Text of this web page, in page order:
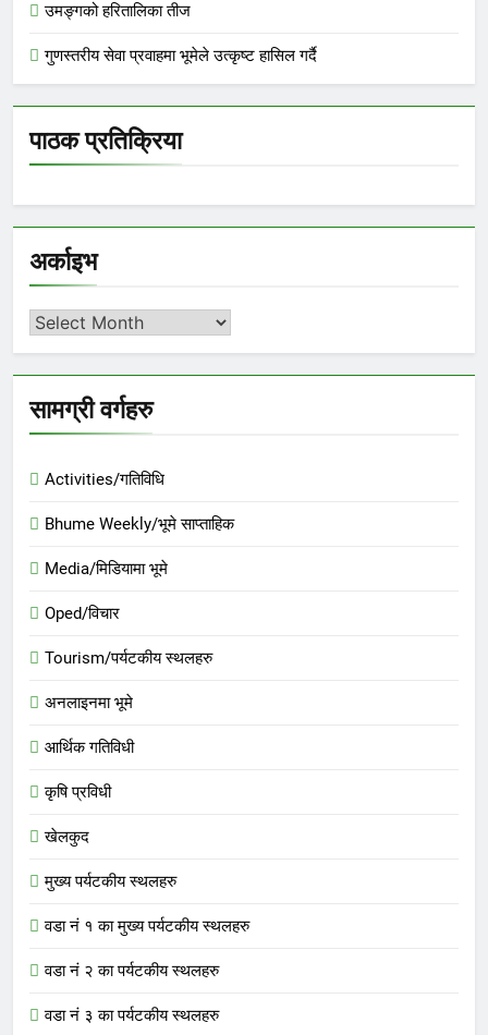
उमङ्गको हरितालिका तीज
गुणस्तरीय सेवा प्रवाहमा भूमेले उत्कृष्ट हासिल गर्दै
पाठक प्रतिक्रिया
अर्काइभ
अर्काइभ
सामग्री वर्गहरु
Activities/गतिविधि
Bhume Weekly/भूमे साप्ताहिक
Media/मिडियामा भूमे
Oped/विचार
Tourism/पर्यटकीय स्थलहरु
अनलाइनमा भूमे
आर्थिक गतिविधी
कृषि प्रविधी
खेलकुद
मुख्य पर्यटकीय स्थलहरु
वडा नं १ का मुख्य पर्यटकीय स्थलहरु
वडा नं २ का पर्यटकीय स्थलहरु
वडा नं ३ का पर्यटकीय स्थलहरु